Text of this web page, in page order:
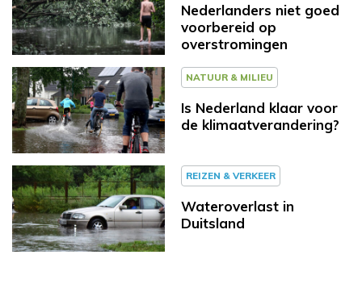
Nederlanders niet goed
voorbereid op
overstromingen
NATUUR & MILIEU
Is Nederland klaar voor
de klimaatverandering?
REIZEN & VERKEER
Wateroverlast in
Duitsland